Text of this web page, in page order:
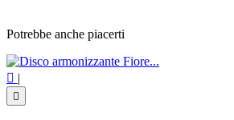
Potrebbe anche piacerti
 |
